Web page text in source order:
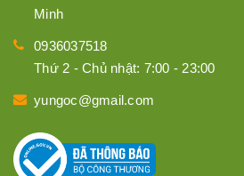
Minh
0936037518
Thứ 2 - Chủ nhật: 7:00 - 23:00
yungoc@gmail.com